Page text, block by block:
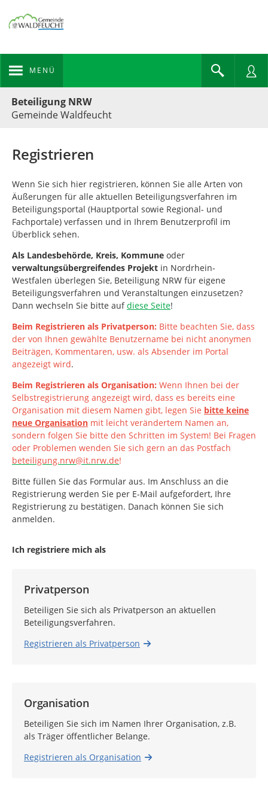
MENÜ
Beteiligung NRW
Gemeinde Waldfeucht
Registrieren
Wenn Sie sich hier registrieren, können Sie alle Arten von
Äußerungen für alle aktuellen Beteiligungsverfahren im
Beteiligungsportal (Hauptportal sowie Regional- und
Fachportale) verfassen und in Ihrem Benutzerprofil im
Überblick sehen.
Als Landesbehörde, Kreis, Kommune oder
verwaltungsübergreifendes Projekt in Nordrhein-
Westfalen überlegen Sie, Beteiligung NRW für eigene
Beteiligungsverfahren und Veranstaltungen einzusetzen?
Dann wechseln Sie bitte aufdiese Seite!
Beim Registrieren als Privatperson: Bitte beachten Sie, dass
der von Ihnen gewählte Benutzername bei nicht anonymen
Beiträgen, Kommentaren, usw. als Absender im Portal
angezeigt wird.
Beim Registrieren als Organisation: Wenn Ihnen bei der
Selbstregistrierung angezeigt wird, dass es bereits eine
Organisation mit diesem Namen gibt, legen Sie bitte keine
neue Organisation mit leicht verändertem Namen an,
sondern folgen Sie bitte den Schritten im System! Bei Fragen
oder Problemen wenden Sie sich gern an das Postfach
beteiligung.nrw@it.nrw.de!
Bitte füllen Sie das Formular aus. Im Anschluss an die
Registrierung werden Sie per E-Mail aufgefordert, Ihre
Registrierung zu bestätigen. Danach können Sie sich
anmelden.
Ich registriere mich als
Privatperson
Beteiligen Sie sich als Privatperson an aktuellen
Beteiligungsverfahren.
Registrieren als Privatperson
Organisation
Beteiligen Sie sich im Namen Ihrer Organisation, z.B.
als Träger öffentlicher Belange.
Registrieren als Organisation